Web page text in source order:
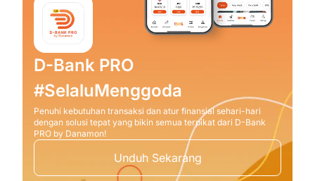
D-Bank PRO
#SelaluMenggoda
Penuhi kebutuhan transaksi dan atur finansial sehari-hari
dengan solusi tepat yang bikin semua terpikat dari D-Bank
PRO by Danamon!
Unduh Sekarang